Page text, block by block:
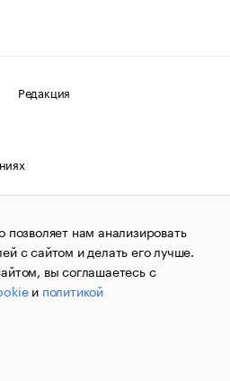
Редакция
О соблюдении авторских прав
1995–2026.Сообщения
агентства «РБК»
службой по надзору в сфере
и массовых
09.12.2015 за номером ИА
пометкой «РБК». Отдельные
информацию,
нам анализировать
с сайтом и делать его лучше.
вы соглашаетесь с
и политикой